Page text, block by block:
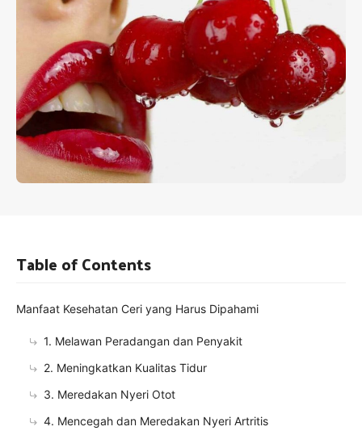
Table of Contents
Manfaat Kesehatan Ceri yang Harus Dipahami
1. Melawan Peradangan dan Penyakit
2. Meningkatkan Kualitas Tidur
3. Meredakan Nyeri Otot
4. Mencegah dan Meredakan Nyeri Artritis